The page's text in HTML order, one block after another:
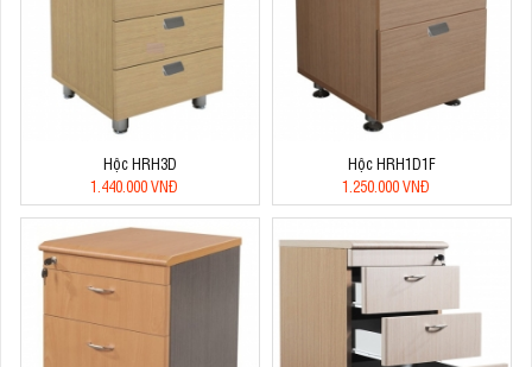
Hộc HRH3D
1.440.000 VNĐ
Hộc HRH1D1F
1.250.000 VNĐ